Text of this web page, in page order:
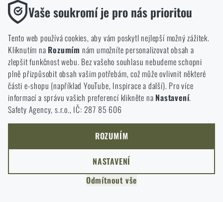
ZŮSTANU TADY
PŘEJÍT DO KOŠÍKU
ROZUMÍM, POKRAČOVAT
I WILL STAY HERE
GO TO RIGAD.COM
Vaše soukromí je pro nás prioritou
Tento web používá cookies, aby vám poskytl nejlepší možný zážitek.
Kliknutím na Rozumím nám umožníte personalizovat obsah a
zlepšit funkčnost webu. Bez vašeho souhlasu nebudeme schopni
plně přizpůsobit obsah vašim potřebám, což může ovlivnit některé
části e-shopu (například YouTube, Inspirace a další). Pro více
informací a správu vašich preferencí klikněte na Nastavení.
Safety Agency, s.r.o., IČ: 287 85 606
Funkční
Bez nich by náš web vůbec nefungoval. U těchto cookies není
možné zakázat jejich ukládání.
Analytické
Do těchto cookies se anonymně ukládá, jakým způsobem
procházíte a používáte náš web. Pomáhají nám lépe chápat, co
se našim zákazníkům líbí a kterým směrem se máme ubírat.
Marketingové
Tyto cookies nám pomáhají optimalizovat reklamu směřující na
náš e-shop, aby byla co nejvíce efektivní a náš obchod se mohl
neustále rozvíjet a zlepšovat.
Díky těmto cookies dokážeme reklamu personalizovat a nabízet
ROZUMÍM
NASTAVENÍ
Odmítnout vše